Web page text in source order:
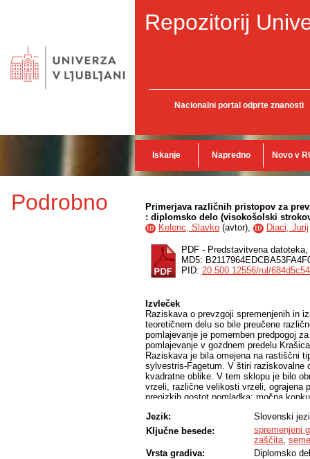
Repozitorij
Nacionalni portal odprte znanosti
Iskanje Napredno Novo v
Podrobno
Primerjava različnih pristopov za
: diplomsko delo (visokošolski
ID Kelenc, Slavko (avtor), ID Diaci, Jurij
PDF - Predstavitvena datoteka,
MD5:
PID: 20.500.12556/rul/
Izvleček
Raziskava o prevzgoji spremenjenih in
teoretičnem delu so bile preučene
pomlajevanje je pomemben predpogoj
pomlajevanje v gozdnem predelu
Raziskava je bila omejena na rastiščni
sylvestris-Fagetum. V štiri raziskovalne
kvadratne oblike. V tem sklopu je bilo
vrzeli, različne velikosti vrzeli, ograjena
prenizkih gostot pomladka: močna
preskromne svetlobne razmere v malih
preučevanem rastišču se giblje v
prevzgoje (naravni pomladek +
dosledno izvajanje nege.
Jezik:
Slovenski
Ključne besede:
spremenjeni
zaščita,
Vrsta gradiva:
Diplomsko